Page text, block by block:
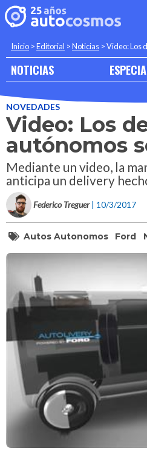
Inicio >Editorial >Noticias >Video: Los
NOTICIAS
NOVEDADES
Video: Los
autónomos
Mediante un video, la
anticipa un delivery
Federico Treguer | 10/3/2017
Autos Autonomos Ford